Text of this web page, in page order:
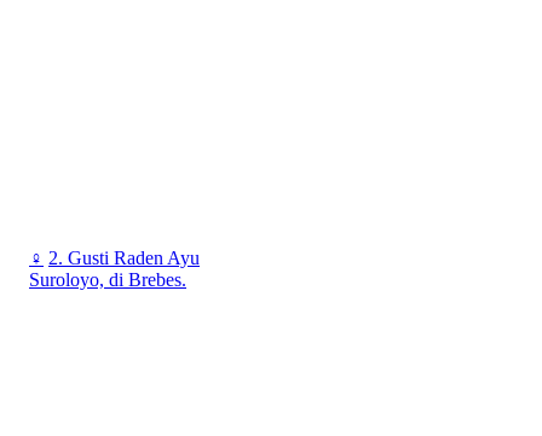
♀ 2. Gusti Raden Ayu
Suroloyo, di Brebes.